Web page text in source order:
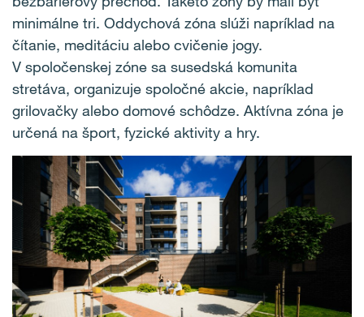
minimálne tri. Oddychová zóna slúži napríklad na
čítanie, meditáciu alebo cvičenie jogy.
V spoločenskej zóne sa susedská komunita
stretáva, organizuje spoločné akcie, napríklad
grilovačky alebo domové schôdze. Aktívna zóna je
určená na šport, fyzické aktivity a hry.